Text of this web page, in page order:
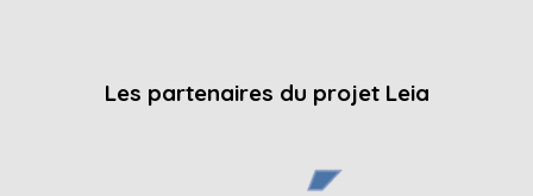
Les partenaires du projet Leia